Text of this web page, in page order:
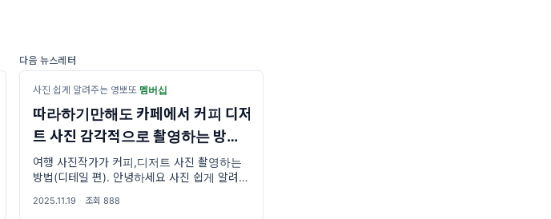
다음 뉴스레터
사진 쉽게 알려주는 영뽀또·멤버십
따라하기만해도 카페에서 커피 디저
트 사진 감각적으로 촬영하는 방법
(디테일 편)
여행 사진작가가 커피,디저트 사진 촬영하는
방법(디테일 편). 안녕하세요 사진 쉽게 알려주
페 사진이 안 예쁘게 나오는 진짜 이유” 입니
2025.11.19 · 조회 888